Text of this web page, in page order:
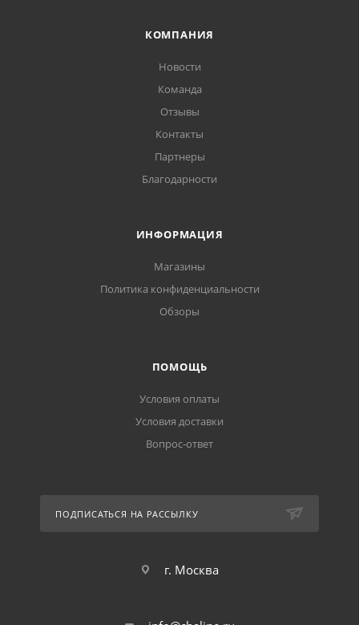
КОМПАНИЯ
Новости
Команда
Отзывы
Контакты
Партнеры
Благодарности
ИНФОРМАЦИЯ
Магазины
Политика конфиденциальности
Обзоры
ПОМОЩЬ
Условия оплаты
Условия доставки
Вопрос-ответ
ПОДПИСАТЬСЯ НА РАССЫЛКУ
г. Москва